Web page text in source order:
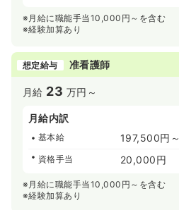
※月給に職能手当10,000円～を含む
※経験加算あり
想定給与 准看護師
月給 23 万円～
月給内訳
基本給 197,500円～
資格手当 20,000円
※月給に職能手当10,000円～を含む
※経験加算あり